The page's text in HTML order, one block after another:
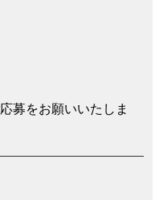
募をお願いいたしま